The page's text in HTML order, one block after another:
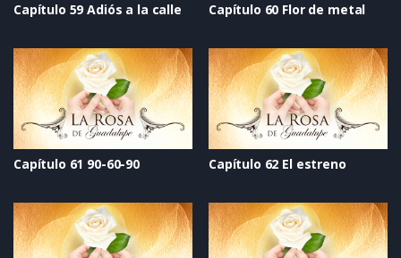
Capítulo 59 Adiós a la calle Capítulo 60 Flor de metal
Capítulo 61 90-60-90 Capítulo 62 El estreno